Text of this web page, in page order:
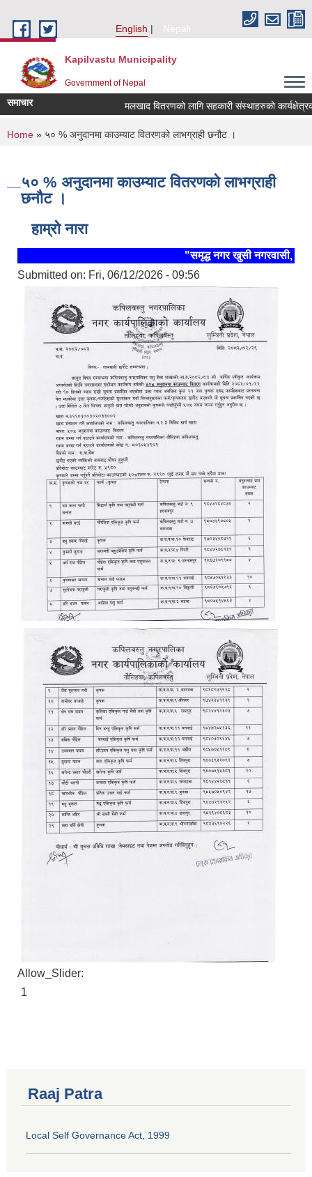
English
Nepali
Kapilvastu Municipality
Government of Nepal
समाचार मलखाद वितरणको लागि सहकारी संस्थाहरुको कार्यक्षेत्रको
You are here
Home » ५० % अनुदानमा काउम्याट वितरणको लाभग्राही छनौट ।
५० % अनुदानमा काउम्याट वितरणको लाभग्राही
छनौट ।
हाम्रो नारा
"समृद्ध नगर खुसी नगरवासी, स्थिर
Submitted on: Fri, 06/12/2026 - 09:56
Allow_Slider:
1
Raaj Patra
Local Self Governance Act, 1999